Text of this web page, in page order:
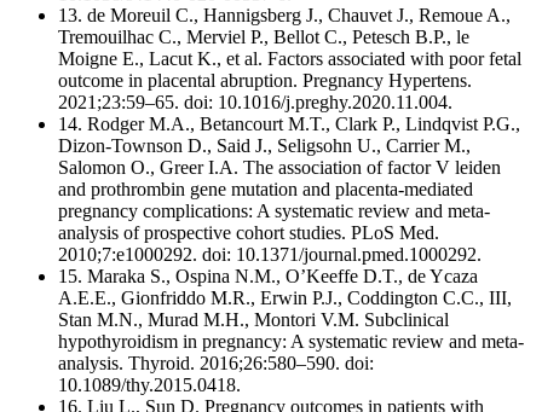
13. de Moreuil C., Hannigsberg J., Chauvet J., Remoue A.,
Tremouilhac C., Merviel P., Bellot C., Petesch B.P., le
Moigne E., Lacut K., et al. Factors associated with poor fetal
outcome in placental abruption. Pregnancy Hypertens.
2021;23:59–65. doi: 10.1016/j.preghy.2020.11.004.
14. Rodger M.A., Betancourt M.T., Clark P., Lindqvist P.G.,
Dizon-Townson D., Said J., Seligsohn U., Carrier M.,
Salomon O., Greer I.A. The association of factor V leiden
and prothrombin gene mutation and placenta-mediated
pregnancy complications: A systematic review and meta-
analysis of prospective cohort studies. PLoS Med.
2010;7:e1000292. doi: 10.1371/journal.pmed.1000292.
15. Maraka S., Ospina N.M., O’Keeffe D.T., de Ycaza
A.E.E., Gionfriddo M.R., Erwin P.J., Coddington C.C., III,
Stan M.N., Murad M.H., Montori V.M. Subclinical
hypothyroidism in pregnancy: A systematic review and meta-
analysis. Thyroid. 2016;26:580–590. doi:
10.1089/thy.2015.0418.
16. Liu L., Sun D. Pregnancy outcomes in patients with